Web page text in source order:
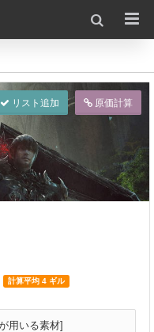
リスト追加 原価計算
計算平均 4 ギル
用いる素材]